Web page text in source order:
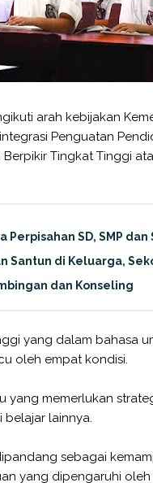
arah kebijakan
Penguatan
Tingkat Tinggi
Perpisahan SD, SMP dan
Santun di Keluarga,
dan Konseling
yang dalam bahasa
oleh empat kondisi.
yang memerlukan
lainnya.
sebagai
yang dipengaruhi